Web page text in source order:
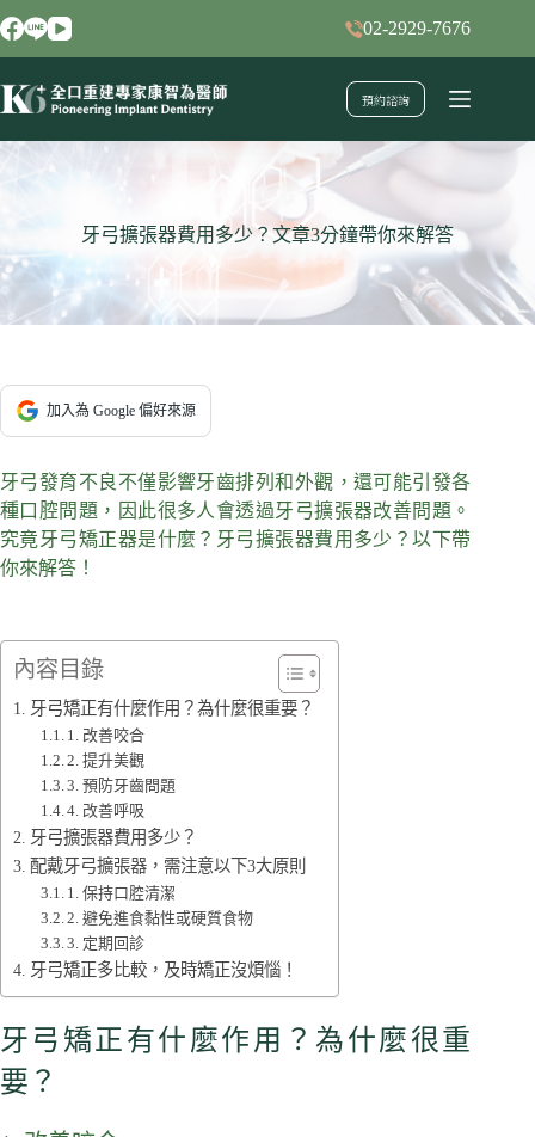
跳
至
要
02-2929-7676
預約諮詢
牙弓擴張器費用多少？文章3分鐘帶你來解答
加入為 Google 偏好來源
牙弓發育不良不僅影響牙齒排列和外觀，還可能引發各
種口腔問題，因此很多人會透過牙弓擴張器改善問題。
究竟牙弓矯正器是什麼？牙弓擴張器費用多少？以下帶
你來解答！
內容目錄
牙弓矯正有什麼作用？為什麼很重要？
1. 改善咬合
2. 提升美觀
3. 預防牙齒問題
4. 改善呼吸
牙弓擴張器費用多少？
配戴牙弓擴張器，需注意以下3大原則
1. 保持口腔清潔
2. 避免進食黏性或硬質食物
3. 定期回診
牙弓矯正多比較，及時矯正沒煩惱！
牙弓矯正有什麼作用？為什麼很重
要？